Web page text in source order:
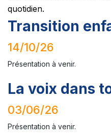
quotidien.
Transition
14/10/26
Présentation à venir.
La voix dans
03/06/26
Présentation à venir.